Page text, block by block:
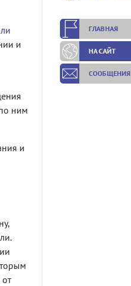
и
ним
и
ГЛАВНАЯ
НА САЙТ
СООБЩЕНИЯ